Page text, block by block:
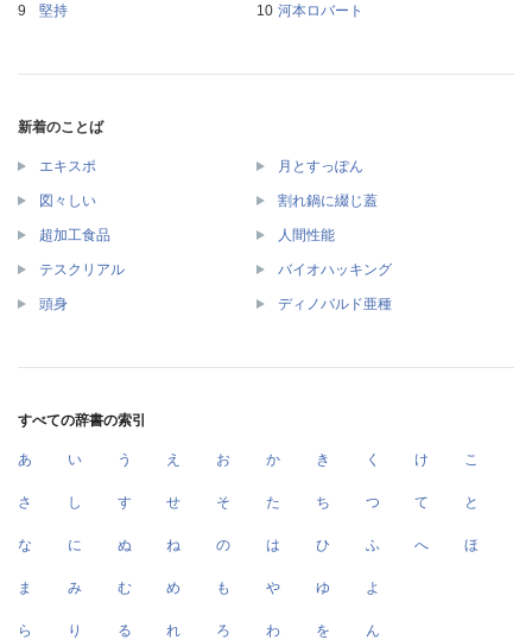
堅持
河本ロバート
新着のことば
エキスポ 月とすっぽん
図々しい 割れ鍋に綴じ蓋
超加工食品 人間性能
テスクリアル バイオハッキング
頭身 ディノバルド亜種
すべての辞書の索引
あ い う え お か き く け こ
さ し す せ そ た ち つ て と
な に ぬ ね の は ひ ふ へ ほ
ま み む め も や ゆ よ
ら り る れ ろ わ を ん